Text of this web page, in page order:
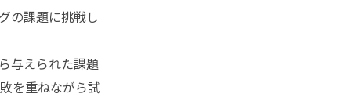
の課題に挑戦し
与えられた課題
を重ねながら試